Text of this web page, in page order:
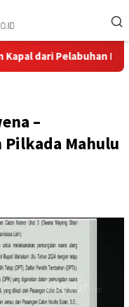
Loktuan Selama
–
Pilkada Mahulu